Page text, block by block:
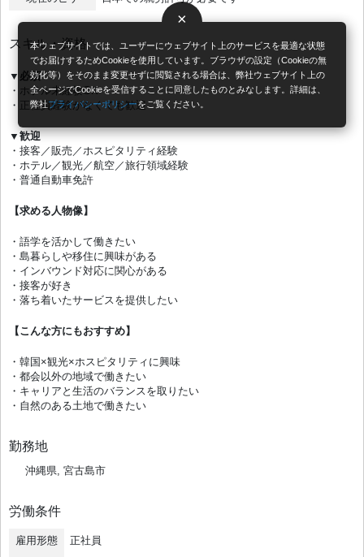
×
本ウェブサイトでは、ユーザーにウェブサイト上のサービスを最適な状態
でお届けするためCookieを使用しています。ブラウザの設定（Cookieの無
効化等）をそのまま変更せずに閲覧される場合は、弊社ウェブサイト上の
全ページでCookieを受信することに同意したものとみなします。詳細は、
弊社プライバシーポリシーをご覧ください。
スキル・資格
▼必須
・ホテル未経験OK
・正社員経験がなくても歓迎
▼歓迎
・接客／販売／ホスピタリティ経験
・ホテル／観光／航空／旅行領域経験
・普通自動車免許
【求める人物像】
・語学を活かして働きたい
・島暮らしや移住に興味がある
・インバウンド対応に関心がある
・接客が好き
・落ち着いたサービスを提供したい
【こんな方にもおすすめ】
・韓国×観光×ホスピタリティに興味
・都会以外の地域で働きたい
・キャリアと生活のバランスを取りたい
・自然のある土地で働きたい
勤務地
沖縄県, 宮古島市
労働条件
雇用形態
正社員